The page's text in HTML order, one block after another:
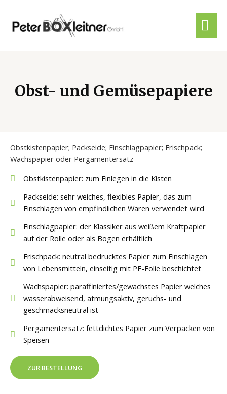
Obst- und Gemüsepapiere
Obstkistenpapier; Packseide; Einschlagpapier; Frischpack;
Wachspapier oder Pergamentersatz
Obstkistenpapier: zum Einlegen in die Kisten
Packseide: sehr weiches, flexibles Papier, das zum
Einschlagen von empfindlichen Waren verwendet wird
Einschlagpapier: der Klassiker aus weißem Kraftpapier
auf der Rolle oder als Bogen erhältlich
Frischpack: neutral bedrucktes Papier zum Einschlagen
von Lebensmitteln, einseitig mit PE-Folie beschichtet
Wachspapier: paraffiniertes/gewachstes Papier welches
wasserabweisend, atmungsaktiv, geruchs- und
geschmacksneutral ist
Pergamentersatz: fettdichtes Papier zum Verpacken von
Speisen
ZUR BESTELLUNG